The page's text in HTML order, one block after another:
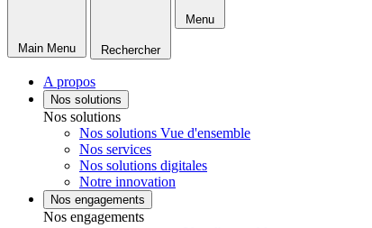
Main Menu Rechercher
Menu
A propos
Nos solutions
Nos solutions
Nos solutions Vue d'ensemble
Nos services
Nos solutions digitales
Notre innovation
Nos engagements
Nos engagements